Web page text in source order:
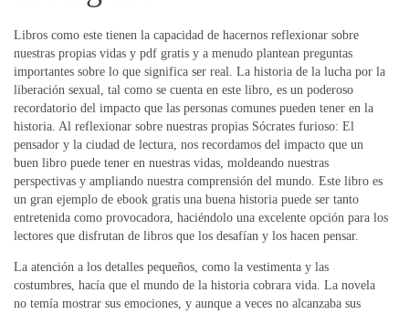
Libros como este tienen la capacidad de hacernos reflexionar sobre
nuestras propias vidas y pdf gratis y a menudo plantean preguntas
importantes sobre lo que significa ser real. La historia de la lucha por la
liberación sexual, tal como se cuenta en este libro, es un poderoso
recordatorio del impacto que las personas comunes pueden tener en la
historia. Al reflexionar sobre nuestras propias Sócrates furioso: El
pensador y la ciudad de lectura, nos recordamos del impacto que un
buen libro puede tener en nuestras vidas, moldeando nuestras
perspectivas y ampliando nuestra comprensión del mundo. Este libro es
un gran ejemplo de ebook gratis una buena historia puede ser tanto
entretenida como provocadora, haciéndolo una excelente opción para los
lectores que disfrutan de libros que los desafían y los hacen pensar.
La atención a los detalles pequeños, como la vestimenta y las
costumbres, hacía que el mundo de la historia cobrara vida. La novela
no temía mostrar sus emociones, y aunque a veces no alcanzaba sus